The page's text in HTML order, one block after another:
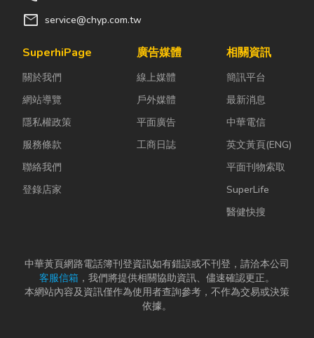
mail service@chyp.com.tw
SuperhiPage
關於我們
網站導覽
隱私權政策
服務條款
聯絡我們
登錄店家
廣告媒體
線上媒體
戶外媒體
平面廣告
工商日誌
相關資訊
簡訊平台
最新消息
中華電信
英文黃頁(ENG)
平面刊物索取
SuperLife
醫健快搜
中華黃頁網路電話簿刊登資訊如有錯誤或不刊登，請洽本公司
客服信箱 ，我們將提供相關協助資訊、儘速確認更正。
本網站內容及資訊僅作為使用者查詢參考，不作為交易或決策
依據。